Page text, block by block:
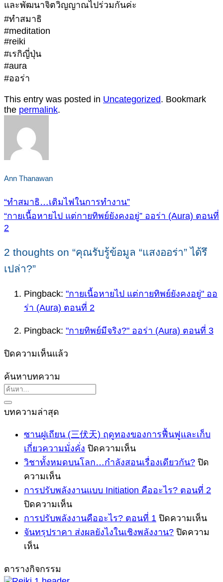
และพัฒนาจิตวิญญาณไปร่วมกันค่ะ
#ทำสมาธิ
#meditation
#reiki
#เรกิญี่ปุ่น
#aura
#ออร่า
This entry was posted in Uncategorized. Bookmark
the permalink.
Ann Thanawan
“ทำสมาธิ…เติมไฟในการทำงาน”
“กายเนื้อหายไป แต่กายทิพย์ยังคงอยู่” ออร่า (Aura) ตอนที่
2
2 thoughts on “คุณรับรู้ข้อมูล “แสงออร่า” ได้รึ
เปล่า?”
Pingback: "กายเนื้อหายไป แต่กายทิพย์ยังคงอยู่" ออ
ร่า (Aura) ตอนที่ 2
Pingback: "กายทิพย์มีจริง?" ออร่า (Aura) ตอนที่ 3
ปิดความเห็นแล้ว
ค้นหาบทความ
บทความล่าสุด
ซานฝูเถียน (三伏天) ฤดูทองของการฟื้นฟูและเก็บ
เกี่ยวความมั่งคั่ง ปิดความเห็นบน
ซาน
(三
天)
ฤดู
วิชาทั้งหมดบนโลก…กำลังสอนเรื่องเดียวกัน? ปิด
ความเห็นบน
วิชา
ทั้งหมด
บน
โลก…
การปรับพลังงานแบบ Initiation คืออะไร? ตอนที่ 2
ปิดความเห็นบน
การ
ปรับ
การปรับพลังงานคืออะไร? ตอนที่ 1 ปิดความเห็นบน
การ
จันทรุปราคา ส่งผลยังไงในเชิงพลังงาน? ปิดความ
เห็นบน
ส่ง
ตารางกิจกรรม